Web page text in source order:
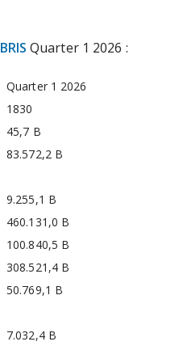
BRIS Quarter 1 2026 :
Quarter 1 2026
1830
45,7 B
83.572,2 B
9.255,1 B
460.131,0 B
100.840,5 B
308.521,4 B
50.769,1 B
7.032,4 B